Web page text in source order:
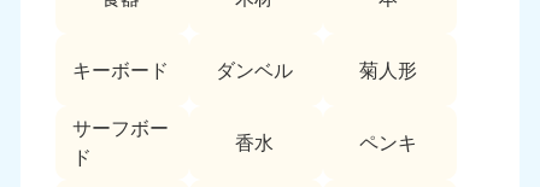
キーボード ダンベル 菊人形
サーフボー
ド
香水 ペンキ
050-1881-5258
9:00〜19:00 年中無休
050-1881-5261
9:00〜19:00 年中無休
富山県
050-1881-5262
山梨県